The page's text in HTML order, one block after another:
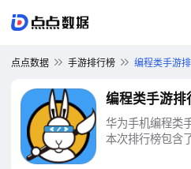
点点数据 手游排行榜 编程类手游
编程类手游排
华为手机编程类
本次排行榜包含
中文教程、点个